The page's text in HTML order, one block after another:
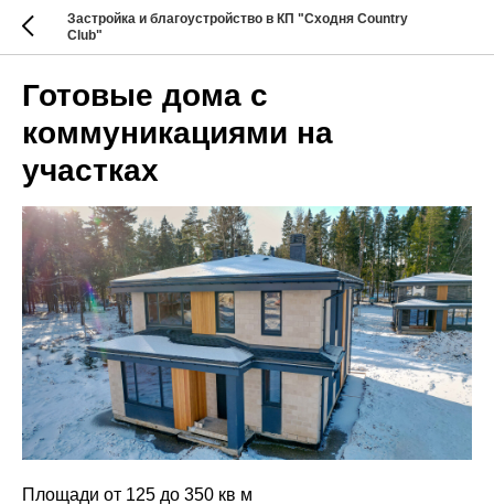
Застройка и благоустройство в КП "Сходня Country
Club"
Готовые дома с
коммуникациями на
участках
Площади от 125 до 350 кв м